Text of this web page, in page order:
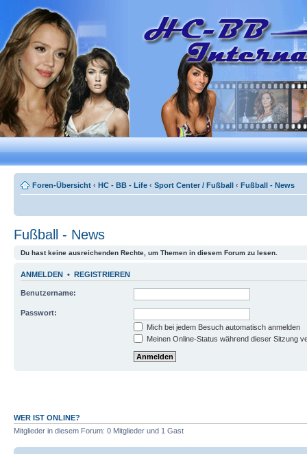
Foren-Übersicht ‹ HC - BB - Life ‹ Sport Center / Fußball ‹ Fußball - News
Fußball - News
Du hast keine ausreichenden Rechte, um Themen in diesem Forum zu lesen.
ANMELDEN • REGISTRIEREN
Benutzername:
Passwort:
Mich bei jedem Besuch automatisch anmelden
Meinen Online-Status während dieser Sitzung
WER IST ONLINE?
Mitglieder in diesem Forum: 0 Mitglieder und 1 Gast